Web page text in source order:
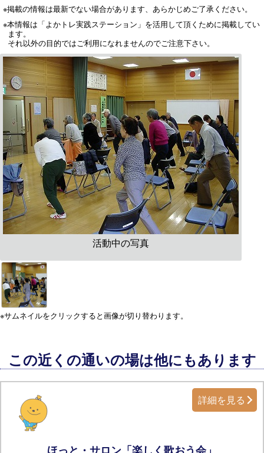
※掲載の情報は最新でない場合があります、あらかじめご了承ください。
※本情報は「よかトレ実践ステーション」を活用して頂くために掲載してい
ます。
それ以外の目的ではご利用になれませんのでご注意下さい。
活動中の写真
※サムネイルをクリックすると画像が切り替わります。
この近くの通いの場は他にもあります
詳細を見る